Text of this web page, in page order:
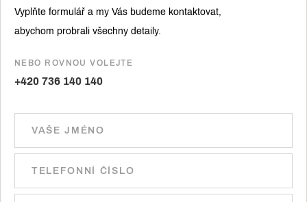
Vyplňte formulář a my Vás budeme kontaktovat,
abychom probrali všechny detaily.
NEBO ROVNOU VOLEJTE
+420 736 140 140
Ponechte toto pole prázdné.